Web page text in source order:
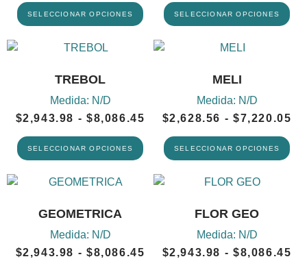
SELECCIONAR OPCIONES SELECCIONAR OPCIONES
TREBOL
Medida: N/D
$2,943.98 - $8,086.45
SELECCIONAR OPCIONES
MELI
Medida: N/D
$2,628.56 - $7,220.05
SELECCIONAR OPCIONES
GEOMETRICA
Medida: N/D
$2,943.98 - $8,086.45
FLOR GEO
Medida: N/D
$2,943.98 - $8,086.45